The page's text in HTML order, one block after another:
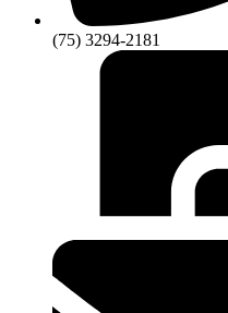
(75) 3294-2181